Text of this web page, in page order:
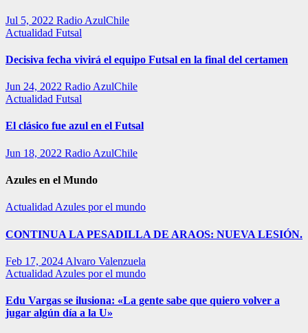
Jul 5, 2022 Radio AzulChile
Actualidad Futsal
Decisiva fecha vivirá el equipo Futsal en la final del certamen
Jun 24, 2022 Radio AzulChile
Actualidad Futsal
El clásico fue azul en el Futsal
Jun 18, 2022 Radio AzulChile
Azules en el Mundo
Actualidad Azules por el mundo
CONTINUA LA PESADILLA DE ARAOS: NUEVA LESIÓN.
Feb 17, 2024 Alvaro Valenzuela
Actualidad Azules por el mundo
Edu Vargas se ilusiona: «La gente sabe que quiero volver a
jugar algún día a la U»